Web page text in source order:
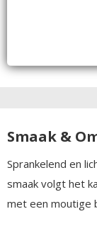
Smaak &
Sprankelend en
smaak volgt het
met een moutige